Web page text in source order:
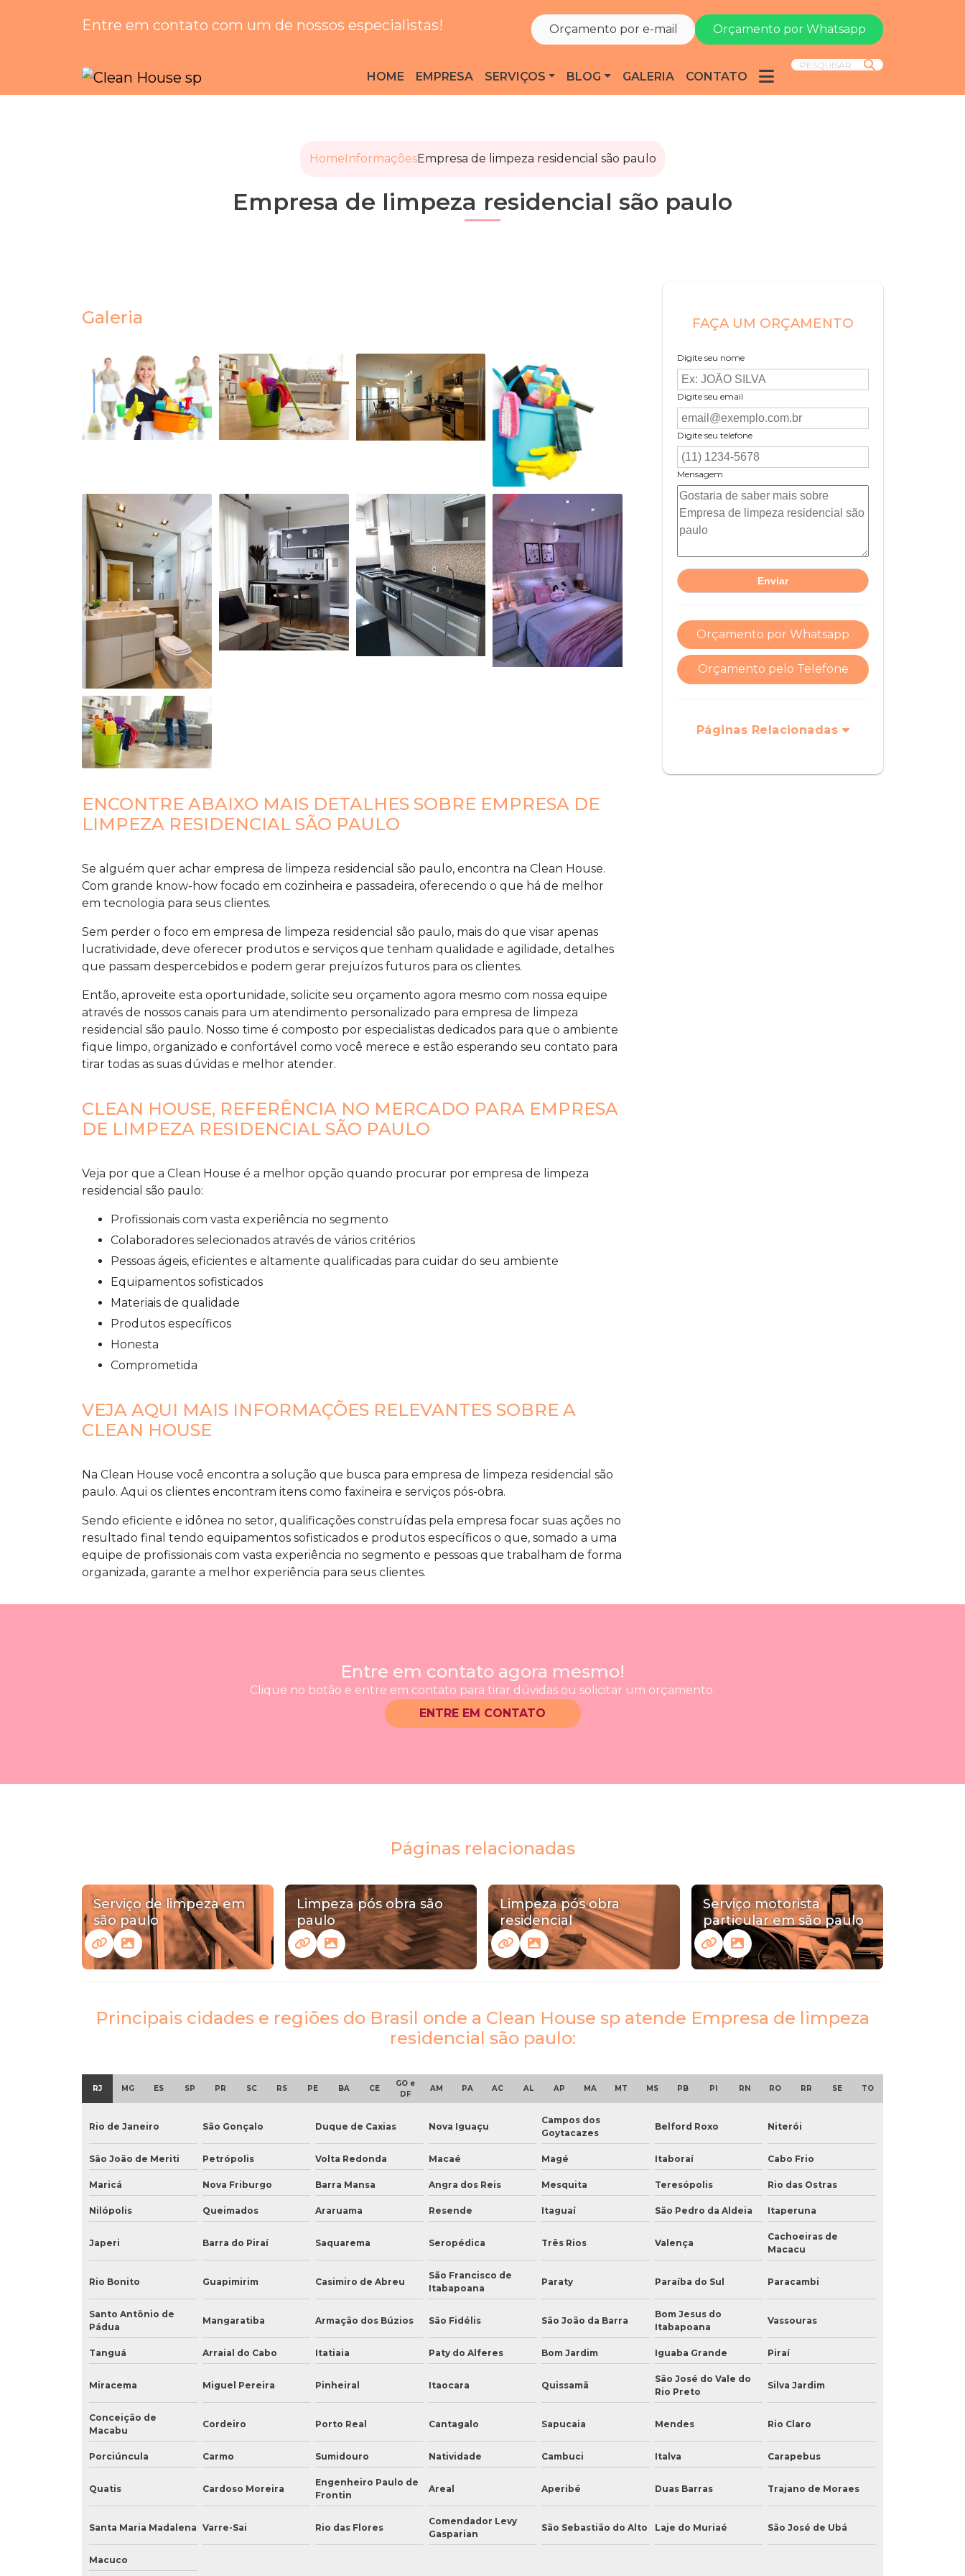
Entre em contato com um de nossos especialistas! Orçamento por e-mail Orçamento por Whatsapp
HOME EMPRESA SERVIÇOS BLOG GALERIA CONTATO
PESQUISAR
HomeInformaçõesEmpresa de limpeza residencial são paulo
Empresa de limpeza residencial são paulo
Galeria
ENCONTRE ABAIXO MAIS DETALHES SOBRE EMPRESA DE
LIMPEZA RESIDENCIAL SÃO PAULO
Se alguém quer achar empresa de limpeza residencial são paulo, encontra na Clean House.
Com grande know-how focado em cozinheira e passadeira, oferecendo o que há de melhor
em tecnologia para seus clientes.
Sem perder o foco em empresa de limpeza residencial são paulo, mais do que visar apenas
lucratividade, deve oferecer produtos e serviços que tenham qualidade e agilidade, detalhes
que passam despercebidos e podem gerar prejuízos futuros para os clientes.
Então, aproveite esta oportunidade, solicite seu orçamento agora mesmo com nossa equipe
através de nossos canais para um atendimento personalizado para empresa de limpeza
residencial são paulo. Nosso time é composto por especialistas dedicados para que o ambiente
fique limpo, organizado e confortável como você merece e estão esperando seu contato para
tirar todas as suas dúvidas e melhor atender.
CLEAN HOUSE, REFERÊNCIA NO MERCADO PARA EMPRESA
DE LIMPEZA RESIDENCIAL SÃO PAULO
Veja por que a Clean House é a melhor opção quando procurar por empresa de limpeza
residencial são paulo:
profissionais com vasta experiência no segmento
colaboradores selecionados através de vários critérios
pessoas ágeis, eficientes e altamente qualificadas para cuidar do seu ambiente
equipamentos sofisticados
materiais de qualidade
produtos específicos
honesta
comprometida
VEJA AQUI MAIS INFORMAÇÕES RELEVANTES SOBRE A
CLEAN HOUSE
Na Clean House você encontra a solução que busca para empresa de limpeza residencial são
paulo. Aqui os clientes encontram itens como faxineira e serviços pós-obra.
Sendo eficiente e idônea no setor, qualificações construídas pela empresa focar suas ações no
resultado final tendo equipamentos sofisticados e produtos específicos o que, somado a uma
equipe de profissionais com vasta experiência no segmento e pessoas que trabalham de forma
organizada, garante a melhor experiência para seus clientes.
FAÇA UM ORÇAMENTO
Digite seu nome
Digite seu email
Digite seu telefone
Mensagem
Orçamento por Whatsapp
Orçamento pelo Telefone
Páginas Relacionadas
Entre em contato agora mesmo!
Clique no botão e entre em contato para tirar dúvidas ou solicitar um orçamento.
ENTRE EM CONTATO
Páginas relacionadas
Serviço de limpeza em
são paulo
Limpeza pós obra são
paulo
Limpeza pós obra
residencial
Serviço motorista
particular em são paulo
Principais cidades e regiões do Brasil onde a Clean House sp atende Empresa de limpeza
residencial são paulo:
RJ MG ES SP PR SC RS PE BA CE
GO e
DF
AM PA AC AL AP MA MT MS PB PI RN RO RR SE TO
Rio de Janeiro São Gonçalo Duque de Caxias Nova Iguaçu
Campos dos
Goytacazes
Belford Roxo Niterói
São João de Meriti Petrópolis Volta Redonda Macaé Magé Itaboraí Cabo Frio
Maricá Nova Friburgo Barra Mansa Angra dos Reis Mesquita Teresópolis Rio das Ostras
Nilópolis Queimados Araruama Resende Itaguaí São Pedro da Aldeia Itaperuna
Japeri Barra do Piraí Saquarema Seropédica Três Rios Valença
Cachoeiras de
Macacu
Rio Bonito Guapimirim Casimiro de Abreu
São Francisco de
Itabapoana
Paraty Paraíba do Sul Paracambi
Santo Antônio de
Pádua
Mangaratiba Armação dos Búzios São Fidélis São João da Barra
Bom Jesus do
Itabapoana
Vassouras
Tanguá Arraial do Cabo Itatiaia Paty do Alferes Bom Jardim Iguaba Grande Piraí
Miracema Miguel Pereira Pinheiral Itaocara Quissamã
São José do Vale do
Rio Preto
Silva Jardim
Conceição de
Macabu
Cordeiro Porto Real Cantagalo Sapucaia Mendes Rio Claro
Porciúncula Carmo Sumidouro Natividade Cambuci Italva Carapebus
Quatis Cardoso Moreira
Engenheiro Paulo de
Frontin
Areal Aperibé Duas Barras Trajano de Moraes
Santa Maria Madalena Varre-Sai Rio das Flores
Comendador Levy
Gasparian
São Sebastião do Alto Laje do Muriaé São José de Ubá
Macuco